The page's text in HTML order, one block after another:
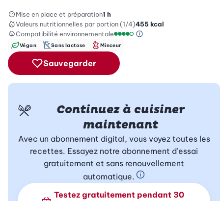
Mise en place et préparation1 h
Valeurs nutritionnelles par portion (1/4)455 kcal
Compatibilité environnementale
Information sur
Végan Sans lactose Minceur
Sauvegarder
Continuez à cuisiner
maintenant
Avec un abonnement digital, vous voyez toutes les
recettes. Essayez notre abonnement d’essai
gratuitement et sans renouvellement
automatique. En savoir plus sur
Testez gratuitement pendant 30